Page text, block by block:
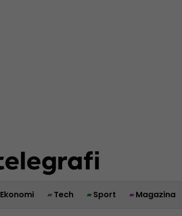
Ekonomi Tech Sport Magazina